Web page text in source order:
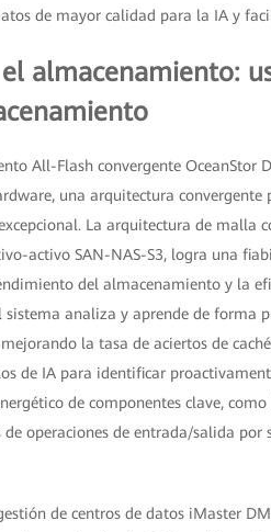
de mayor calidad para la IA y
el almacenamiento:
All-Flash convergente OceanStor
una arquitectura convergente
La arquitectura de
activo SAN-NAS-S3, logra una
del almacenamiento y la
sistema analiza y aprende de forma
la tasa de aciertos de
de IA para identificar
de componentes clave,
de operaciones de entrada/salida
de centros de datos iMaster